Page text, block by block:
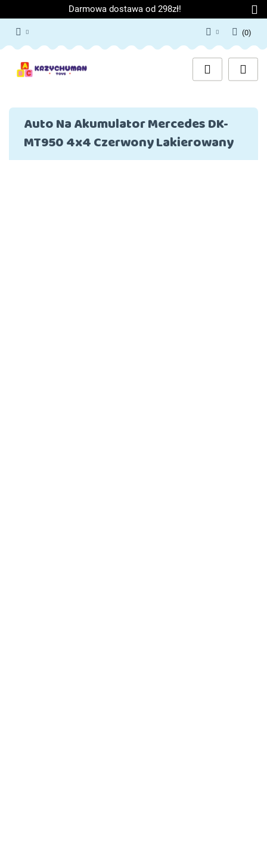
Darmowa dostawa od 298zł!
Zaloguj się
Załóż konto
Zgody cookies
(0)
Auto Na Akumulator Mercedes DK-
MT950 4x4 Czerwony Lakierowany